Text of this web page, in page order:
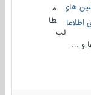
دریایی
و جاسوسی
طا
لب
...